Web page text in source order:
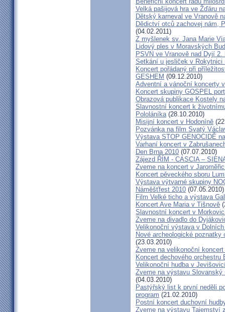
Velká pašijová hra ve Žďáru
Dětský karneval ve Vranově
Dědictví otců zachovej nám,
(04.02.2011)
Z myšlenek sv. Jana Marie
Lidový ples v Moravských
PSVN ve Vranově nad Dyjí 2.
Setkání u jesliček v Rokytnici
Koncert pořádaný při
GESHEM (09.12.2010)
Adventní a vánoční koncerty
Koncert skupiny GOSPEL port
Obrazová publikace Kostely
Slavnostní koncert k
Pololáníka(28.10.2010)
Misijní koncert v Hodoníně
Pozvánka na film Svatý
Výstava STOP GENOCIDĚ
Varhaní koncert v
Den Brna 2010 (07.07.2010)
Zájezd ŘÍM - CASCIA –
Zveme na koncert v
Koncert pěveckého sboru
Výstava výtvarné skupiny
Náměšťfest 2010 (07.05.2010)
Film Velké ticho a výstava
Koncert Ave Maria v Tišnově
Slavnostní koncert v
Zveme na divadlo do
Velikonoční výstava v
Nové archeologické
(23.03.2010)
Zveme na velikonoční
Koncert dechového orchestru
Velikonoční hudba v
Zveme na výstavu
(04.03.2010)
Pastýřský list k první neděli
program (21.02.2010)
Postní koncert duchovní
Zveme na výstavu Tajemství